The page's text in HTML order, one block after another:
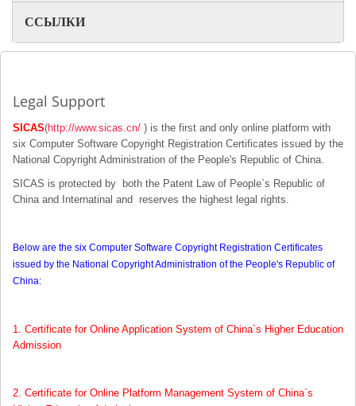
ССЫЛКИ
Legal Support
SICAS(http://www.sicas.cn/ ) is the first and only online platform with
six Computer Software Copyright Registration Certificates issued by the
National Copyright Administration of the People's Republic of China.
SICAS is protected by both the Patent Law of People`s Republic of
China and Internatinal and reserves the highest legal rights.
Below are the six Computer Software Copyright Registration Certificates
issued by the National Copyright Administration of the People's Republic of
China:
1. Certificate for Online Application System of China`s Higher Education
Admission
2. Certificate for Online Platform Management System of China`s